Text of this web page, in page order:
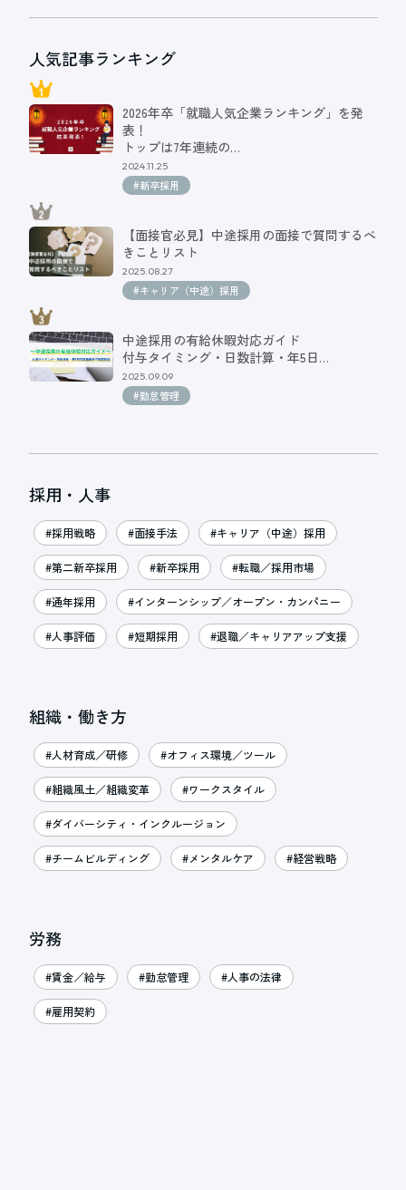
人気記事ランキング
2026年卒「就職人気企業ランキング」を発
表！
トップは7年連続の…
2024.11.25
#新卒採用
【面接官必見】中途採用の面接で質問するべ
きことリスト
2025.08.27
#キャリア（中途）採用
中途採用の有給休暇対応ガイド
付与タイミング・日数計算・年5日…
2025.09.09
#勤怠管理
採用・人事
#採用戦略 #面接手法 #キャリア（中途）採用
#第二新卒採用 #新卒採用 #転職／採用市場
#通年採用 #インターンシップ／オープン・カンパニー
#人事評価 #短期採用 #退職／キャリアアップ支援
組織・働き方
#人材育成／研修 #オフィス環境／ツール
#組織風土／組織変革 #ワークスタイル
#ダイバーシティ・インクルージョン
#チームビルディング #メンタルケア #経営戦略
労務
#賃金／給与 #勤怠管理 #人事の法律
#雇用契約